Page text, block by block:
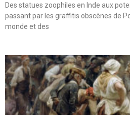
Des statues zoophiles en Inde aux
passant par les graffitis obscènes de
monde et des